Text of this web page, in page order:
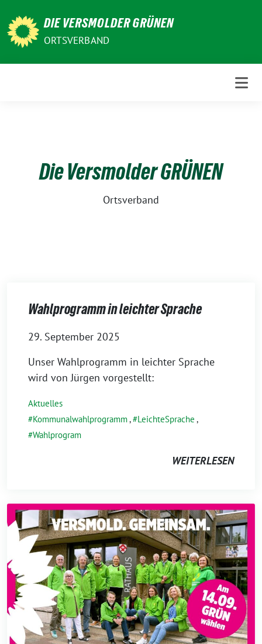
zum
Inhalt
DIE VERSMOLDER GRÜNEN
ORTSVERBAND
Die Versmolder GRÜNEN
Ortsverband
Wahlprogramm in leichter Sprache
29. September 2025
Unser Wahlprogramm in leichter Sprache
wird von Jürgen vorgestellt:
Aktuelles
Kommunalwahlprogramm, LeichteSprache ,
Wahlprogram
WEITERLESEN